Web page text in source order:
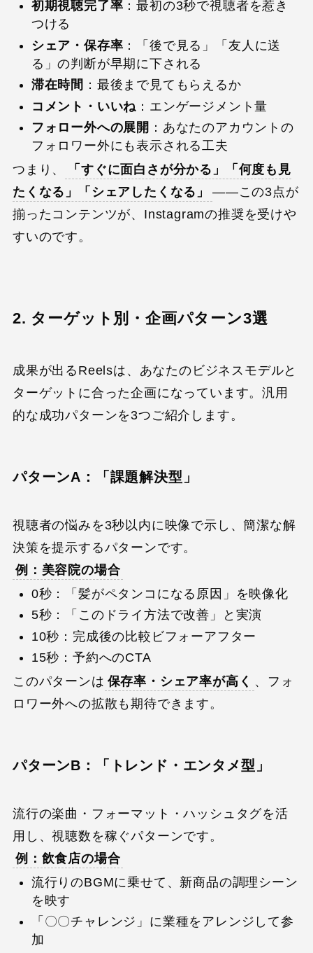
初期視聴完了率 ：最初の3秒で視聴者を惹き
つける
シェア・保存率 ：「後で見る」「友人に送
る」の判断が早期に下される
滞在時間 ：最後まで見てもらえるか
コメント・いいね ：エンゲージメント量
フォロー外への展開 ：あなたのアカウントの
フォロワー外にも表示される工夫
つまり、
「すぐに面白さが分かる」「何度も見
たくなる」「シェアしたくなる」
——この3点が
揃ったコンテンツが、Instagramの推奨を受けや
すいのです。
2. ターゲット別・企画パターン3選
成果が出るReelsは、あなたのビジネスモデルと
ターゲットに合った企画になっています。汎用
的な成功パターンを3つご紹介します。
パターンA：「課題解決型」
視聴者の悩みを3秒以内に映像で示し、簡潔な解
決策を提示するパターンです。
例：美容院の場合
0秒：「髪がペタンコになる原因」を映像化
5秒：「このドライ方法で改善」と実演
10秒：完成後の比較ビフォーアフター
15秒：予約へのCTA
このパターンは 保存率・シェア率が高く 、フォ
ロワー外への拡散も期待できます。
パターンB：「トレンド・エンタメ型」
流行の楽曲・フォーマット・ハッシュタグを活
用し、視聴数を稼ぐパターンです。
例：飲食店の場合
流行りのBGMに乗せて、新商品の調理シーン
を映す
「〇〇チャレンジ」に業種をアレンジして参
加